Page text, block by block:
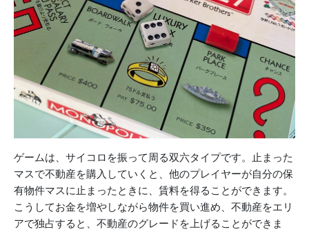
ゲームは、サイコロを振って周る双六タイプです。止まった
マスで不動産を購入していくと、他のプレイヤーが自分の保
有物件マスに止まったときに、賃料を得ることができます。
こうしてお金を増やしながら物件を買い進め、不動産をエリ
アで独占すると、不動産のグレードを上げることができま